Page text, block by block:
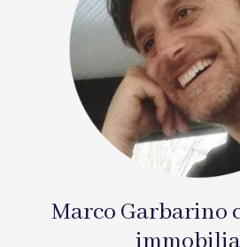
Marco Garbarino